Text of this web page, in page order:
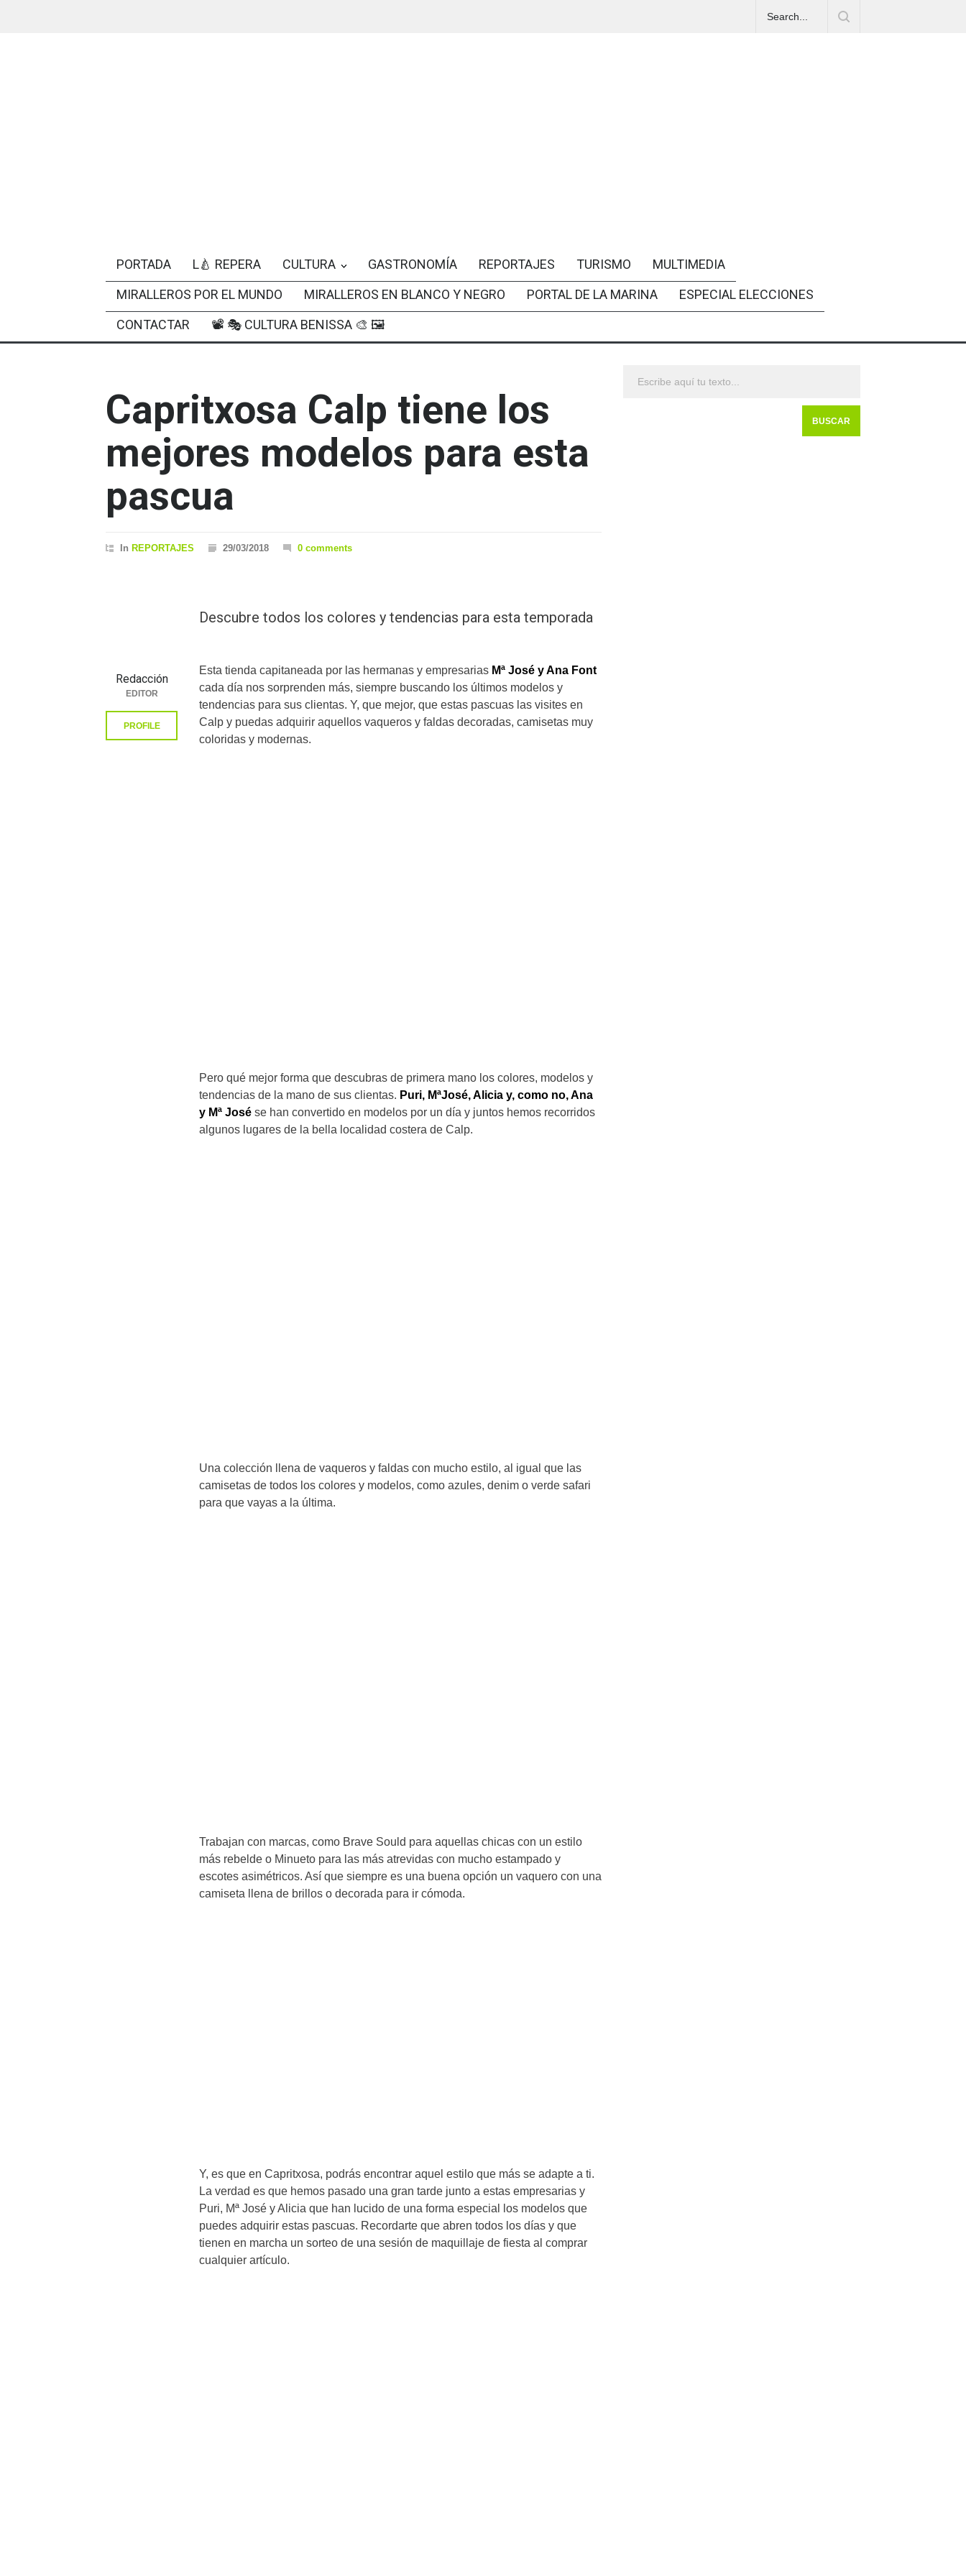
PORTADA L🍐 REPERA CULTURA GASTRONOMÍA REPORTAJES TURISMO
MULTIMEDIA
MIRALLEROS POR EL MUNDO
MIRALLEROS EN BLANCO Y NEGRO PORTAL DE LA MARINA
ESPECIAL ELECCIONES
CONTACTAR
📽 🎭 CULTURA BENISSA 🎨 🖼
Capritxosa Calp tiene los
mejores modelos para esta
pascua
In REPORTAJES 29/03/2018 0 comments
Descubre todos los colores y tendencias para esta temporada
Esta tienda capitaneada por las hermanas y empresarias Mª José y Ana Font
cada día nos sorprenden más, siempre buscando los últimos modelos y
tendencias para sus clientas. Y, que mejor, que estas pascuas las visites en
Calp y puedas adquirir aquellos vaqueros y faldas decoradas, camisetas muy
coloridas y modernas.
Pero qué mejor forma que descubras de primera mano los colores, modelos y
tendencias de la mano de sus clientas. Puri, MªJosé, Alicia y, como no, Ana
y Mª José se han convertido en modelos por un día y juntos hemos recorridos
algunos lugares de la bella localidad costera de Calp.
Una colección llena de vaqueros y faldas con mucho estilo, al igual que las
camisetas de todos los colores y modelos, como azules, denim o verde safari
para que vayas a la última.
Trabajan con marcas, como Brave Sould para aquellas chicas con un estilo
más rebelde o Minueto para las más atrevidas con mucho estampado y
escotes asimétricos. Así que siempre es una buena opción un vaquero con una
camiseta llena de brillos o decorada para ir cómoda.
Y, es que en Capritxosa, podrás encontrar aquel estilo que más se adapte a ti.
La verdad es que hemos pasado una gran tarde junto a estas empresarias y
Puri, Mª José y Alicia que han lucido de una forma especial los modelos que
puedes adquirir estas pascuas. Recordarte que abren todos los días y que
tienen en marcha un sorteo de una sesión de maquillaje de fiesta al comprar
cualquier artículo.
Redacción
EDITOR
PROFILE